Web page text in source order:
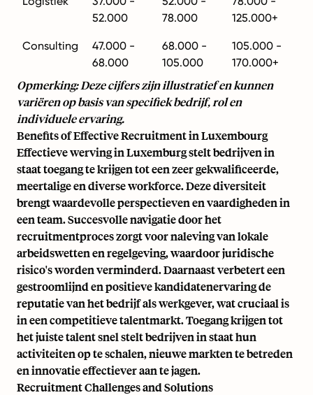
52.000
78.000
125.000+
Consulting
47.000 -
68.000
68.000 -
105.000
105.000 -
170.000+
Opmerking: Deze cijfers zijn illustratief en kunnen
variëren op basis van specifiek bedrijf, rol en
individuele ervaring.
Benefits of Effective Recruitment in Luxembourg
Effectieve werving in Luxemburg stelt bedrijven in
staat toegang te krijgen tot een zeer gekwalificeerde,
meertalige en diverse workforce. Deze diversiteit
brengt waardevolle perspectieven en vaardigheden in
een team. Succesvolle navigatie door het
recruitmentproces zorgt voor naleving van lokale
arbeidswetten en regelgeving, waardoor juridische
risico's worden verminderd. Daarnaast verbetert een
gestroomlijnd en positieve kandidatenervaring de
reputatie van het bedrijf als werkgever, wat cruciaal is
in een competitieve talentmarkt. Toegang krijgen tot
het juiste talent snel stelt bedrijven in staat hun
activiteiten op te schalen, nieuwe markten te betreden
en innovatie effectiever aan te jagen.
Recruitment Challenges and Solutions